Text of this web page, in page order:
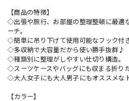
【商品の特徴】
◇出張や旅行、お部屋の整理整頓に最適
ーチ。
◇簡単に吊り下げて使用可能なフック付
◇多収納で大容量だから使い勝手抜群♪
◇種類別に整理がしやすい仕切り構造。
◇スーツケースやバッグにも収まる折り
◇大人女子にも大人男子にもオススメな
【カラー】